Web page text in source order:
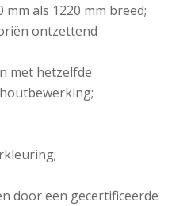
als 1220 mm breed;
ontzettend
met hetzelfde
door een gecertificeerde